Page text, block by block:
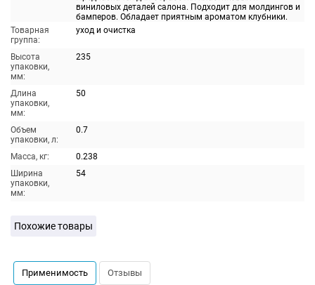
виниловых деталей салона. Подходит для молдингов и
бамперов. Обладает приятным ароматом клубники.
Товарная
группа:
уход и очистка
Высота
упаковки,
мм:
235
Длина
упаковки,
мм:
50
Объем
упаковки, л:
0.7
Масса, кг:
0.238
Ширина
упаковки,
мм:
54
Похожие товары
Применимость Отзывы